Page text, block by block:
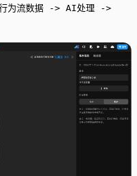
为流数据 -> AI处理 ->